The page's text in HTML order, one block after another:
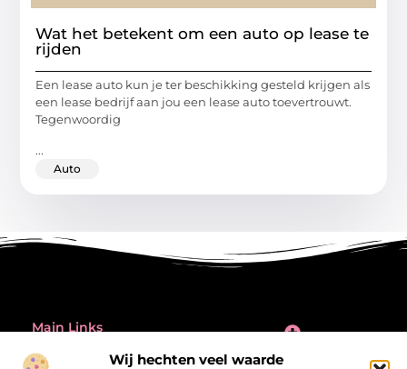
Wij hechten veel waarde
Wat het betekent om een auto op lease te
rijden
Een lease auto kun je ter beschikking gesteld krijgen als
een lease bedrijf aan jou een lease auto toevertrouwt.
Tegenwoordig
...
Auto
Main Links